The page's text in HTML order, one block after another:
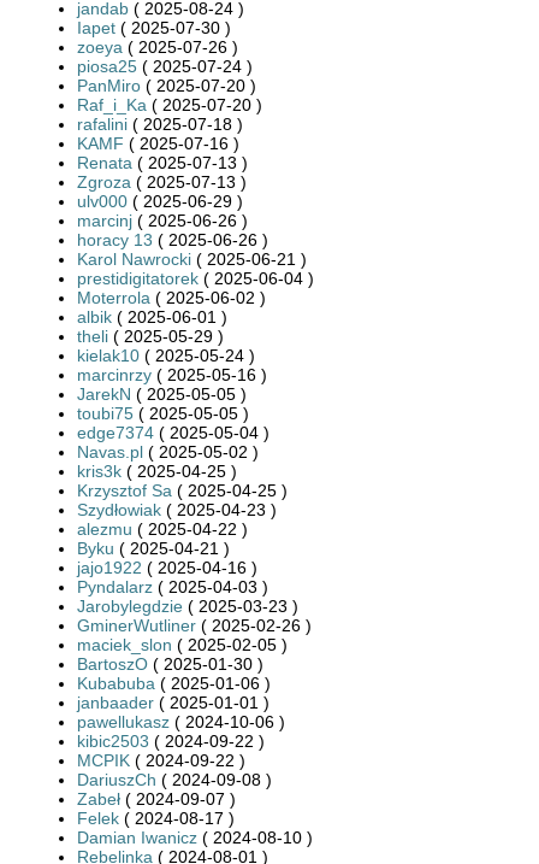
jandab ( 2025-08-24 )
Iapet ( 2025-07-30 )
zoeya ( 2025-07-26 )
piosa25 ( 2025-07-24 )
PanMiro ( 2025-07-20 )
Raf_i_Ka ( 2025-07-20 )
rafalini ( 2025-07-18 )
KAMF ( 2025-07-16 )
Renata ( 2025-07-13 )
Zgroza ( 2025-07-13 )
ulv000 ( 2025-06-29 )
marcinj ( 2025-06-26 )
horacy 13 ( 2025-06-26 )
Karol Nawrocki ( 2025-06-21 )
prestidigitatorek ( 2025-06-04 )
Moterrola ( 2025-06-02 )
albik ( 2025-06-01 )
theli ( 2025-05-29 )
kielak10 ( 2025-05-24 )
marcinrzy ( 2025-05-16 )
JarekN ( 2025-05-05 )
toubi75 ( 2025-05-05 )
edge7374 ( 2025-05-04 )
Navas.pl ( 2025-05-02 )
kris3k ( 2025-04-25 )
Krzysztof Sa ( 2025-04-25 )
Szydłowiak ( 2025-04-23 )
alezmu ( 2025-04-22 )
Byku ( 2025-04-21 )
jajo1922 ( 2025-04-16 )
Pyndalarz ( 2025-04-03 )
Jarobylegdzie ( 2025-03-23 )
GminerWutliner ( 2025-02-26 )
maciek_slon ( 2025-02-05 )
BartoszO ( 2025-01-30 )
Kubabuba ( 2025-01-06 )
janbaader ( 2025-01-01 )
pawellukasz ( 2024-10-06 )
kibic2503 ( 2024-09-22 )
MCPIK ( 2024-09-22 )
DariuszCh ( 2024-09-08 )
Zabeł ( 2024-09-07 )
Felek ( 2024-08-17 )
Damian Iwanicz ( 2024-08-10 )
Rebelinka ( 2024-08-01 )